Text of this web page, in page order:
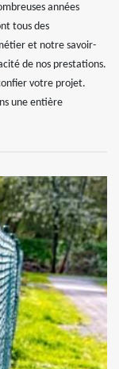
années
tous des
et notre savoir-
de nos prestations.
votre projet.
une entière